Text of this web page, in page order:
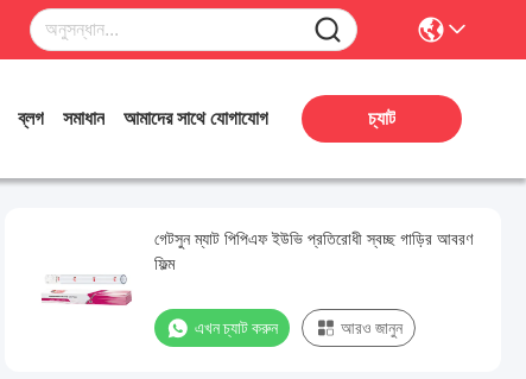
ব্লগ সমাধান আমাদের সাথে যোগাযোগ চ্যাট
গেটসুন ম্যাট পিপিএফ ইউভি প্রতিরোধী স্বচ্ছ গাড়ির আবরণ
ফিল্ম
এখন চ্যাট করুন আরও জানুন